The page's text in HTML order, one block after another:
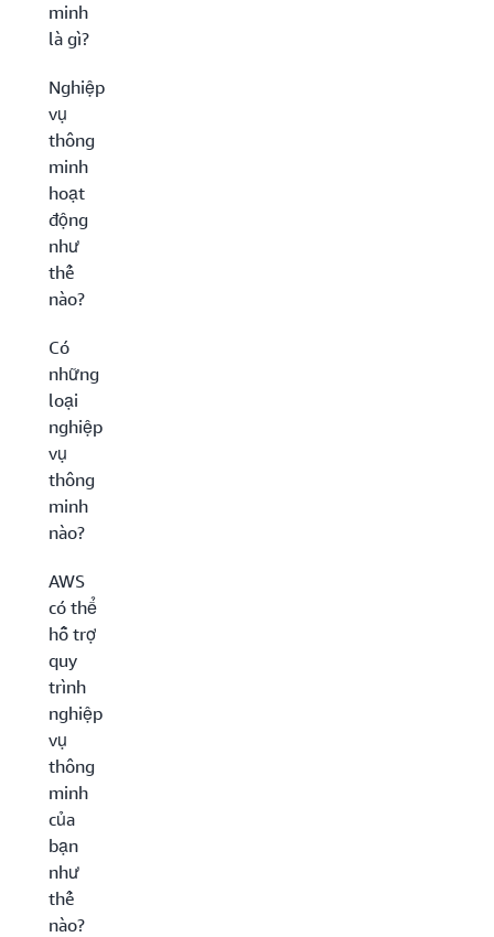
minh
là gì?
Nghiệp
vụ
thông
minh
hoạt
động
như
thế
nào?
Có
những
loại
nghiệp
vụ
thông
minh
nào?
AWS
có thể
hỗ trợ
quy
trình
nghiệp
vụ
thông
minh
của
bạn
như
thế
nào?